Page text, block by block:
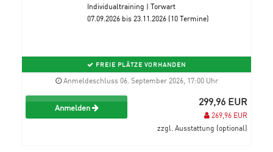
Individualtraining | Torwart
07.09.2026 bis 23.11.2026 (10 Termine)
FREIE PLÄTZE VORHANDEN
Anmeldeschluss 06. September 2026, 17:00 Uhr
Anmelden 299,96 EUR
269,96 EUR
zzgl. Ausstattung (optional)